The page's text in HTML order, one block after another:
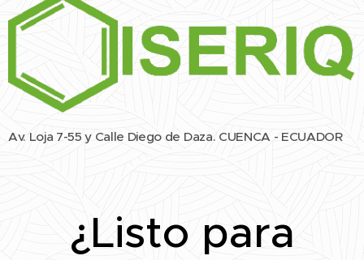
Av. Loja 7-55 y Calle Diego de Daza. CUENCA - ECUADOR
¿Listo para